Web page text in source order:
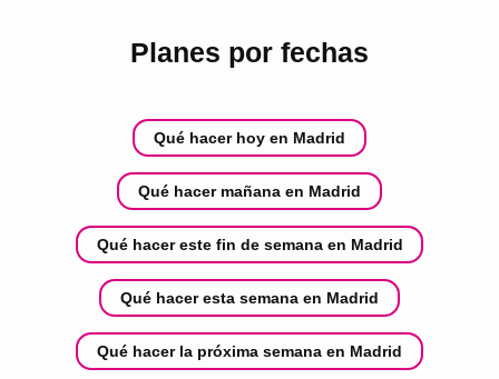
Planes por fechas
Qué hacer hoy en Madrid
Qué hacer mañana en Madrid
Qué hacer este fin de semana en Madrid
Qué hacer esta semana en Madrid
Qué hacer la próxima semana en Madrid